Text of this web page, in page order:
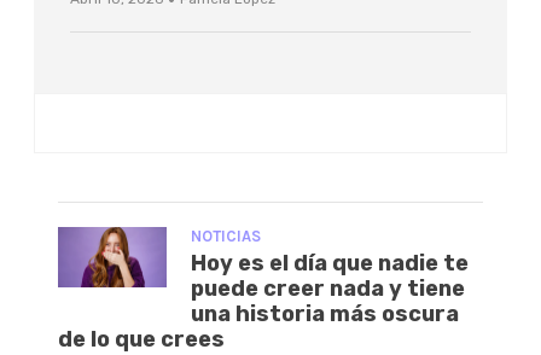
NOTICIAS
Hoy es el día que nadie te
puede creer nada y tiene
una historia más oscura
de lo que crees